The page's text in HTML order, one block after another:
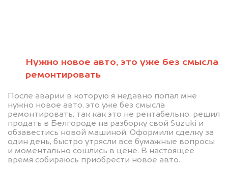
Нужно новое авто, это уже без смысла
ремонтировать
После аварии в которую я недавно попал мне
нужно новое авто, это уже без смысла
ремонтировать, так как это не рентабельно, решил
продать в Белгороде на разборку свой Suzuki и
обзавестись новой машиной. Оформили сделку за
один день, быстро утрясли все бумажные вопросы
и моментально сошлись в цене. В настоящее
время собираюсь приобрести новое авто.
Мы консультируем
БЕСПЛАТНО.
Узнайте стоимость автомобиля на
разборку.
Мы купим ваше авто на 20.000 руб.